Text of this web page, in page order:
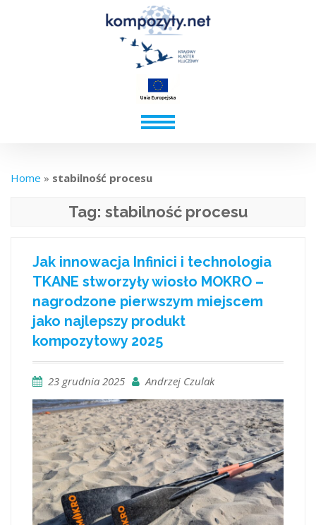
Home » stabilność procesu
Tag: stabilność procesu
Jak innowacja Infinici i technologia
TKANE stworzyły wiosło MOKRO –
nagrodzone pierwszym miejscem
jako najlepszy produkt
kompozytowy 2025
23 grudnia 2025 Andrzej Czulak